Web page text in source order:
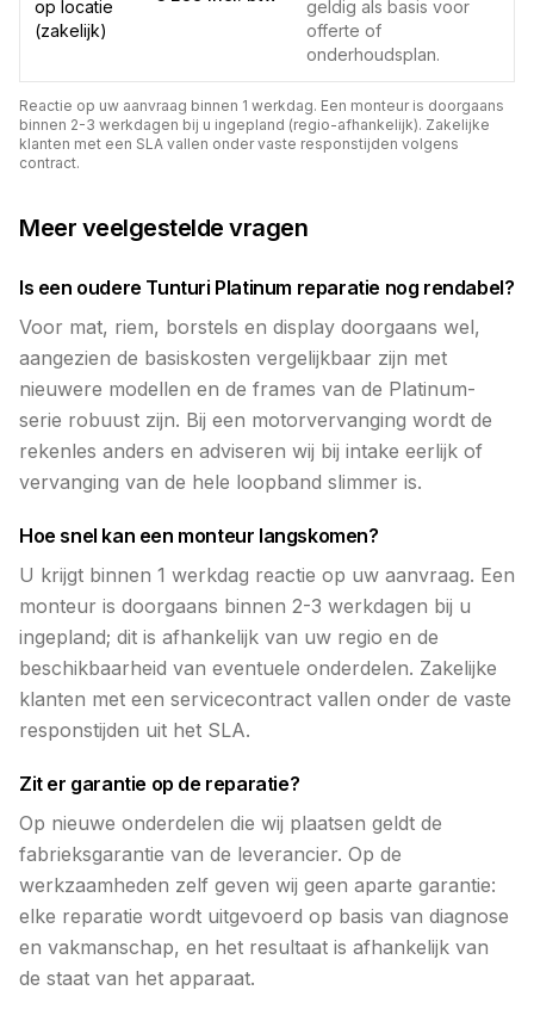
op locatie
(zakelijk)
geldig als basis voor
offerte of
onderhoudsplan.
Reactie op uw aanvraag binnen 1 werkdag. Een monteur is doorgaans
binnen 2-3 werkdagen bij u ingepland (regio-afhankelijk). Zakelijke
klanten met een SLA vallen onder vaste responstijden volgens
contract.
Meer veelgestelde vragen
Is een oudere Tunturi Platinum reparatie nog rendabel?
Voor mat, riem, borstels en display doorgaans wel,
aangezien de basiskosten vergelijkbaar zijn met
nieuwere modellen en de frames van de Platinum-
serie robuust zijn. Bij een motorvervanging wordt de
rekenles anders en adviseren wij bij intake eerlijk of
vervanging van de hele loopband slimmer is.
Hoe snel kan een monteur langskomen?
U krijgt binnen 1 werkdag reactie op uw aanvraag. Een
monteur is doorgaans binnen 2-3 werkdagen bij u
ingepland; dit is afhankelijk van uw regio en de
beschikbaarheid van eventuele onderdelen. Zakelijke
klanten met een servicecontract vallen onder de vaste
responstijden uit het SLA.
Zit er garantie op de reparatie?
Op nieuwe onderdelen die wij plaatsen geldt de
fabrieksgarantie van de leverancier. Op de
werkzaamheden zelf geven wij geen aparte garantie:
elke reparatie wordt uitgevoerd op basis van diagnose
en vakmanschap, en het resultaat is afhankelijk van
de staat van het apparaat.